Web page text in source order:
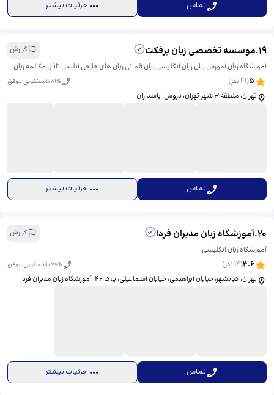
تماس جزئیات بیشتر
19
.موسسه تخصصی زبان پرفکت
گزارش
آموزشگاه زبان آموزش زبان زبان انگلیسی زبان آلمانی زبان های خارجی آیلتس تافل مکالمه زبان
5
(
41نفر) 82% پاسخگویی موفق
تهران، منطقه ۳ شهر تهران، دروس، پاسداران
تماس جزئیات بیشتر
20
.آموزشگاه زبان مدیران فردا
گزارش
آموزشگاه زبان انگلیسی
4.6
(
14 نفر) 79% پاسخگویی موفق
تهران، کیانشهر، خیابان ابراهیمی، خیابان اسماعیلی، پلاک ۴۲، ​آموزشگاه زبان مدیران فردا
تماس جزئیات بیشتر